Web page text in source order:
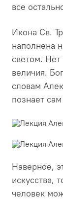
все
Икона Св.
наполнена
светом.
величия.
словам
познает
Наверное,
искусства,
человек